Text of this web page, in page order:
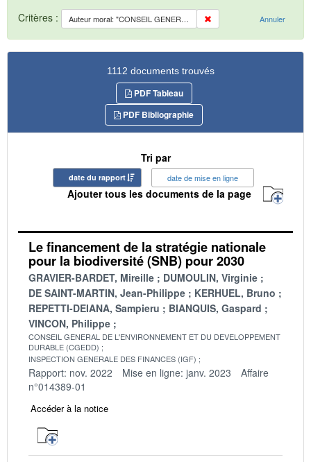
Critères : Auteur moral: "CONSEIL GENERAL DE L'ENVIRONNEMENT ET DU DEVELOPPEMENT DURABLE (CGEDD)" Annuler
1112 documents trouvés
PDF Tableau
PDF Bibliographie
Tri par
date du rapport date de mise en ligne
Ajouter tous les documents de la page
Le financement de la stratégie nationale
pour la biodiversité (SNB) pour 2030
GRAVIER-BARDET, Mireille
DUMOULIN, Virginie
DE SAINT-MARTIN, Jean-Philippe
KERHUEL, Bruno
REPETTI-DEIANA, Sampieru
BIANQUIS, Gaspard
VINCON, Philippe
CONSEIL GENERAL DE L'ENVIRONNEMENT ET DU DEVELOPPEMENT
DURABLE (CGEDD)
INSPECTION GENERALE DES FINANCES (IGF)
Rapport: nov. 2022 Mise en ligne: janv. 2023
Affaire
n°014389-01
Accéder à la notice